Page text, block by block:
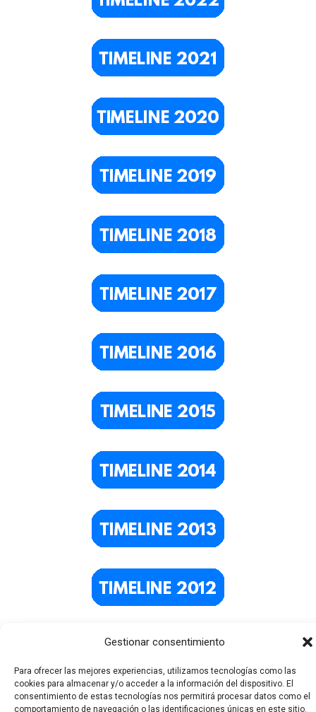
Gestionar consentimiento
Para ofrecer las mejores experiencias, utilizamos tecnologías como las
cookies para almacenar y/o acceder a la información del dispositivo. El
consentimiento de estas tecnologías nos permitirá procesar datos como el
comportamiento de navegación o las identificaciones únicas en este sitio.